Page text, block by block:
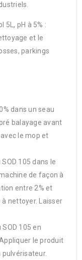
5L, pH à 5% :
et le
parkings
dans un seau
balayage avant
le mop et
105 dans le
de façon à
entre 2% et
nettoyer. Laisser
105 en
le produit
pulvérisateur.